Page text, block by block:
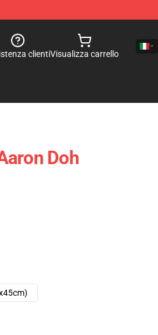
clientiVisualizza carrello
Doh